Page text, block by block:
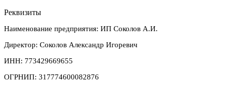
Реквизиты
Наименование предприятия: ИП Соколов А.И.
Директор: Соколов Александр Игоревич
ИНН: 773429669655
ОГРНИП: 317774600082876